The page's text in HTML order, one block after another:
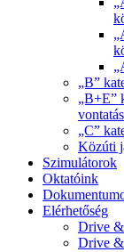
„B”
„B+E”
„C”
Közúti
Szimulátorok
Oktatóink
Elérhetőség
Drive &
Drive